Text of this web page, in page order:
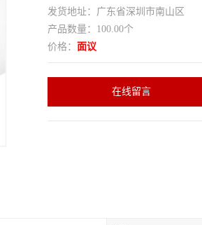
发货地址：广东省深圳市南山区
产品数量：100.00个
价格： 面议
在线留言